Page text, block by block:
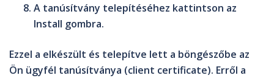
A tanúsítvány telepítéséhez kattintson az
Install gombra.
Ezzel a elkészült és telepítve lett a böngészőbe az
Ön ügyfél tanúsítványa (client certificate). Erről a